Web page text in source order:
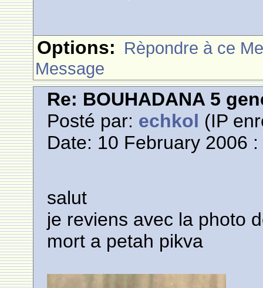
Options: Rèpondre à ce
Message
Re: BOUHADANA 5
Posté par: echkol (IP
Date: 10 February 2006
salut
je reviens avec la photo
mort a petah pikva